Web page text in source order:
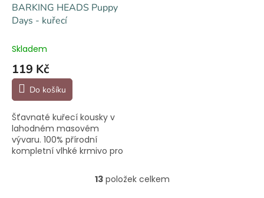
BARKING HEADS Puppy
Days - kuřecí
Skladem
119 Kč
Do košíku
Šťavnaté kuřecí kousky v
lahodném masovém
vývaru. 100% přírodní
kompletní vlhké krmivo pro
O
13položek celkem